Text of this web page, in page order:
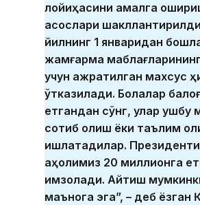
лойиҳасини амалга
асослари
йилнинг 1 январидан
жамғарма
учун ажратилган махсус
ўтказилади. Болалар
етгандан сўнг, улар ушбу
сотиб олиш ёки таълим
ишлатадилар.
аҳолимиз 20 миллионга
имзолади. Айтиш
маънога эга”, – деб ёзган